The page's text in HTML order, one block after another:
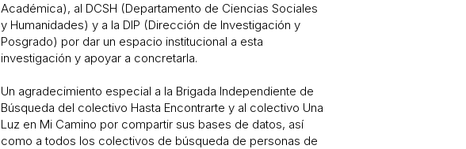
Académica), al DCSH (Departamento de Ciencias Sociales
y Humanidades) y a la DIP (Dirección de Investigación y
Posgrado) por dar un espacio institucional a esta
investigación y apoyar a concretarla.
Un agradecimiento especial a la Brigada Independiente de
Búsqueda del colectivo Hasta Encontrarte y al colectivo Una
Luz en Mi Camino por compartir sus bases de datos, así
como a todos los colectivos de búsqueda de personas de